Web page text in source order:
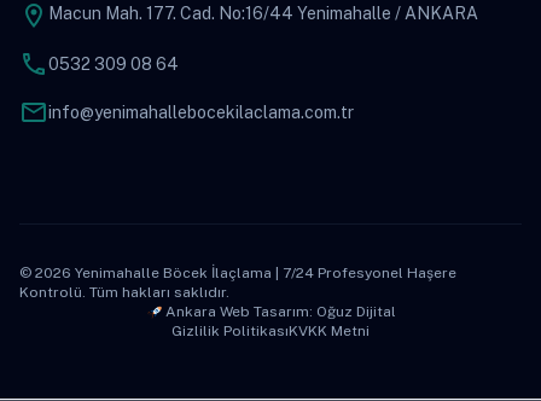
location_on Macun Mah. 177. Cad. No:16/44 Yenimahalle / ANKARA
phone0532 309 08 64
mailinfo@yenimahallebocekilaclama.com.tr
© 2026 Yenimahalle Böcek İlaçlama | 7/24 Profesyonel Haşere
Kontrolü. Tüm hakları saklıdır.
Ankara Web Tasarım: Oğuz Dijital
Gizlilik PolitikasıKVKK Metni